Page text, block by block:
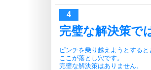
完璧な解決策で
ピンチを乗り越えようとする
ここが落とし穴です。
完璧な解決策はありません。